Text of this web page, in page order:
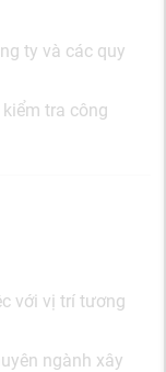
ty và các quy
tra công
với vị trí tương
ngành xây